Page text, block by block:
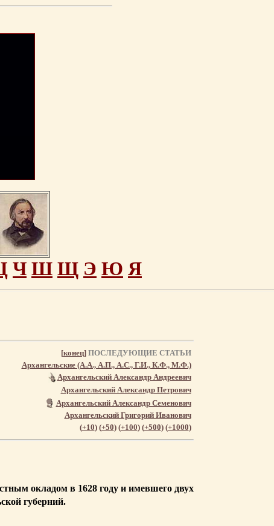
Ч Ш Щ Э Ю Я
[конец]ПОСЛЕДУЮЩИЕ СТАТЬИ
Архангельские (А.А., А.П., А.С., Г.И., К.Ф., М.Ф.)
Архангельский Александр Андреевич
Архангельский Александр Петрович
Архангельский Александр Семенович
Архангельский Григорий Иванович
(+10) (+50) (+100) (+500) (+1000)
окладом в 1628 году и имевшего двух
губерний.